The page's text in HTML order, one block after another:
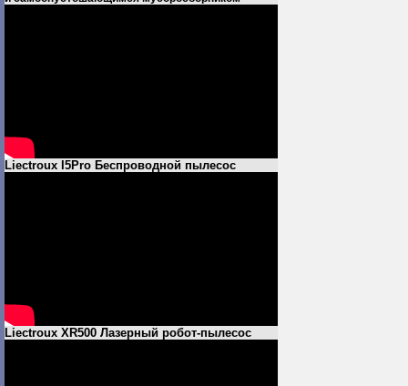
Liectroux I5Pro Беспроводной пылесос
Liectroux XR500 Лазерный робот-пылесос